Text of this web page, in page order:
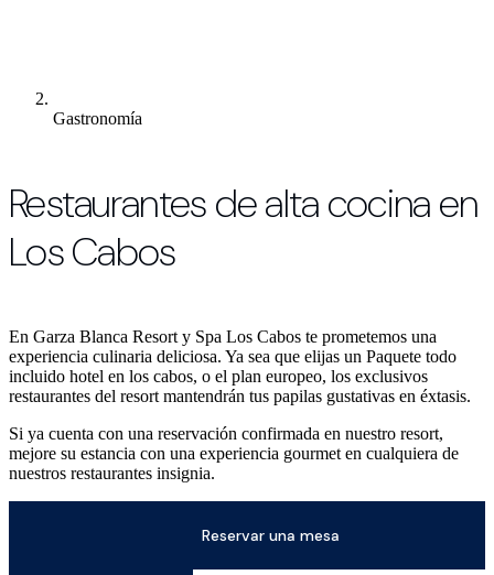
Gastronomía
Restaurantes de alta cocina en
Los Cabos
En Garza Blanca Resort y Spa Los Cabos te prometemos una
experiencia culinaria deliciosa. Ya sea que elijas un Paquete todo
incluido hotel en los cabos, o el plan europeo, los exclusivos
restaurantes del resort mantendrán tus papilas gustativas en éxtasis.
Si ya cuenta con una reservación confirmada en nuestro resort,
mejore su estancia con una experiencia gourmet en cualquiera de
nuestros restaurantes insignia.
Reservar una mesa